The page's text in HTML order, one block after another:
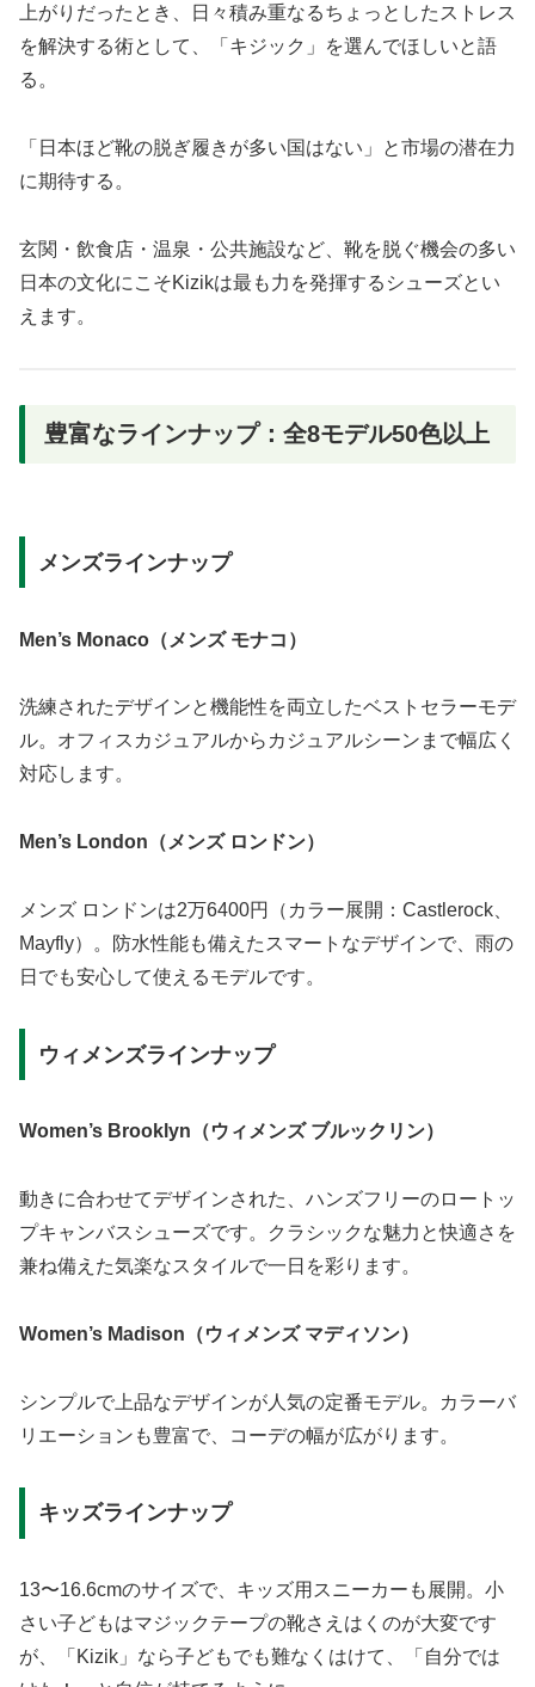
上がりだったとき、日々積み重なるちょっとしたストレス
を解決する術として、「キジック」を選んでほしいと語
る。
「日本ほど靴の脱ぎ履きが多い国はない」と市場の潜在力
に期待する。
玄関・飲食店・温泉・公共施設など、靴を脱ぐ機会の多い
日本の文化にこそKizikは最も力を発揮するシューズとい
えます。
豊富なラインナップ：全8モデル50色以上
メンズラインナップ
Men’s Monaco（メンズ モナコ）
洗練されたデザインと機能性を両立したベストセラーモデ
ル。オフィスカジュアルからカジュアルシーンまで幅広く
対応します。
Men’s London（メンズ ロンドン）
メンズ ロンドンは2万6400円（カラー展開：Castlerock、
Mayfly）。防水性能も備えたスマートなデザインで、雨の
日でも安心して使えるモデルです。
ウィメンズラインナップ
Women’s Brooklyn（ウィメンズ ブルックリン）
動きに合わせてデザインされた、ハンズフリーのロートッ
プキャンバスシューズです。クラシックな魅力と快適さを
兼ね備えた気楽なスタイルで一日を彩ります。
Women’s Madison（ウィメンズ マディソン）
シンプルで上品なデザインが人気の定番モデル。カラーバ
リエーションも豊富で、コーデの幅が広がります。
キッズラインナップ
13〜16.6cmのサイズで、キッズ用スニーカーも展開。小
さい子どもはマジックテープの靴さえはくのが大変です
が、「Kizik」なら子どもでも難なくはけて、「自分では